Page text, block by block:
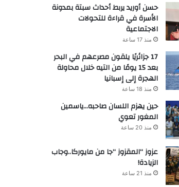
حسن أوريد يربط أحداث سبتة بمدونة
الأسرة في قراءة للتحولات
الاجتماعية
منذ 17 ساعة
17 جزائريًا يلقون مصرعهم في البحر
بعد 15 يومًا من التيه خلال محاولة
الهجرة إلى إسبانيا
منذ 18 ساعة
حين يهزم اللسان صاحبه…ياسمين
المغور تعوي
منذ 20 ساعة
عزوز “المقزوز “جا من مايوركا..وجاب
الزيادة!
منذ 21 ساعة